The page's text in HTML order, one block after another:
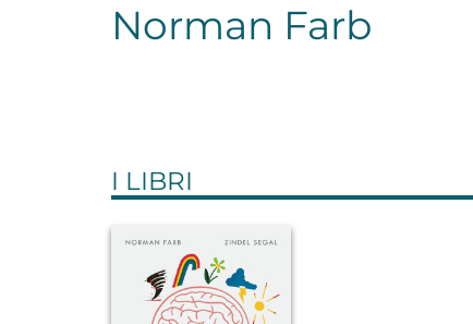
Norman Farb
I LIBRI